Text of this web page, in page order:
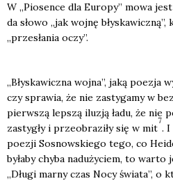
W „Pio­sen­ce dla Euro­py” mowa
da sło­wo „jak woj­nę
„prze­sła­nia oczy”.
„Bły­ska­wicz­na woj­na”, jaką
czy spra­wia, że nie zasty­ga­my w
pierw­szą lep­szą ilu­zją ładu, że nie
zasty­gły i prze­obra­zi­ły się w mit
7
.
poezji Sosnow­skie­go tego, co
była­by chy­ba nad­uży­ciem, to war­to
„Dłu­gi mar­ny czas Nocy świa­ta”, o